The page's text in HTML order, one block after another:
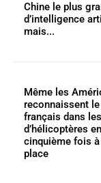
Chine le plus
d’intelligence
mais...
Même les
reconnaissent
français dans
d’hélicoptères
cinquième fois
place